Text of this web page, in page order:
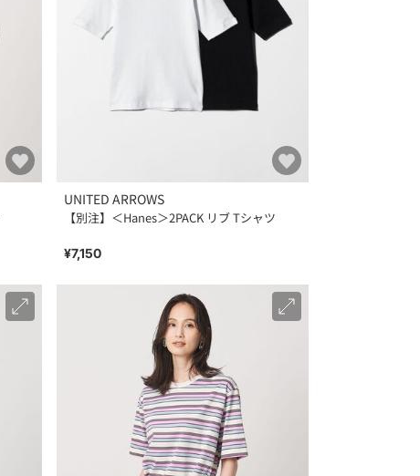
UNITED ARROWS
【別注】＜Hanes＞2PACK リブ Tシャツ
¥7,150